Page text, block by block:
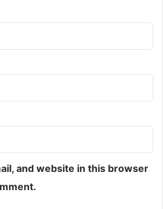
and website in this browser